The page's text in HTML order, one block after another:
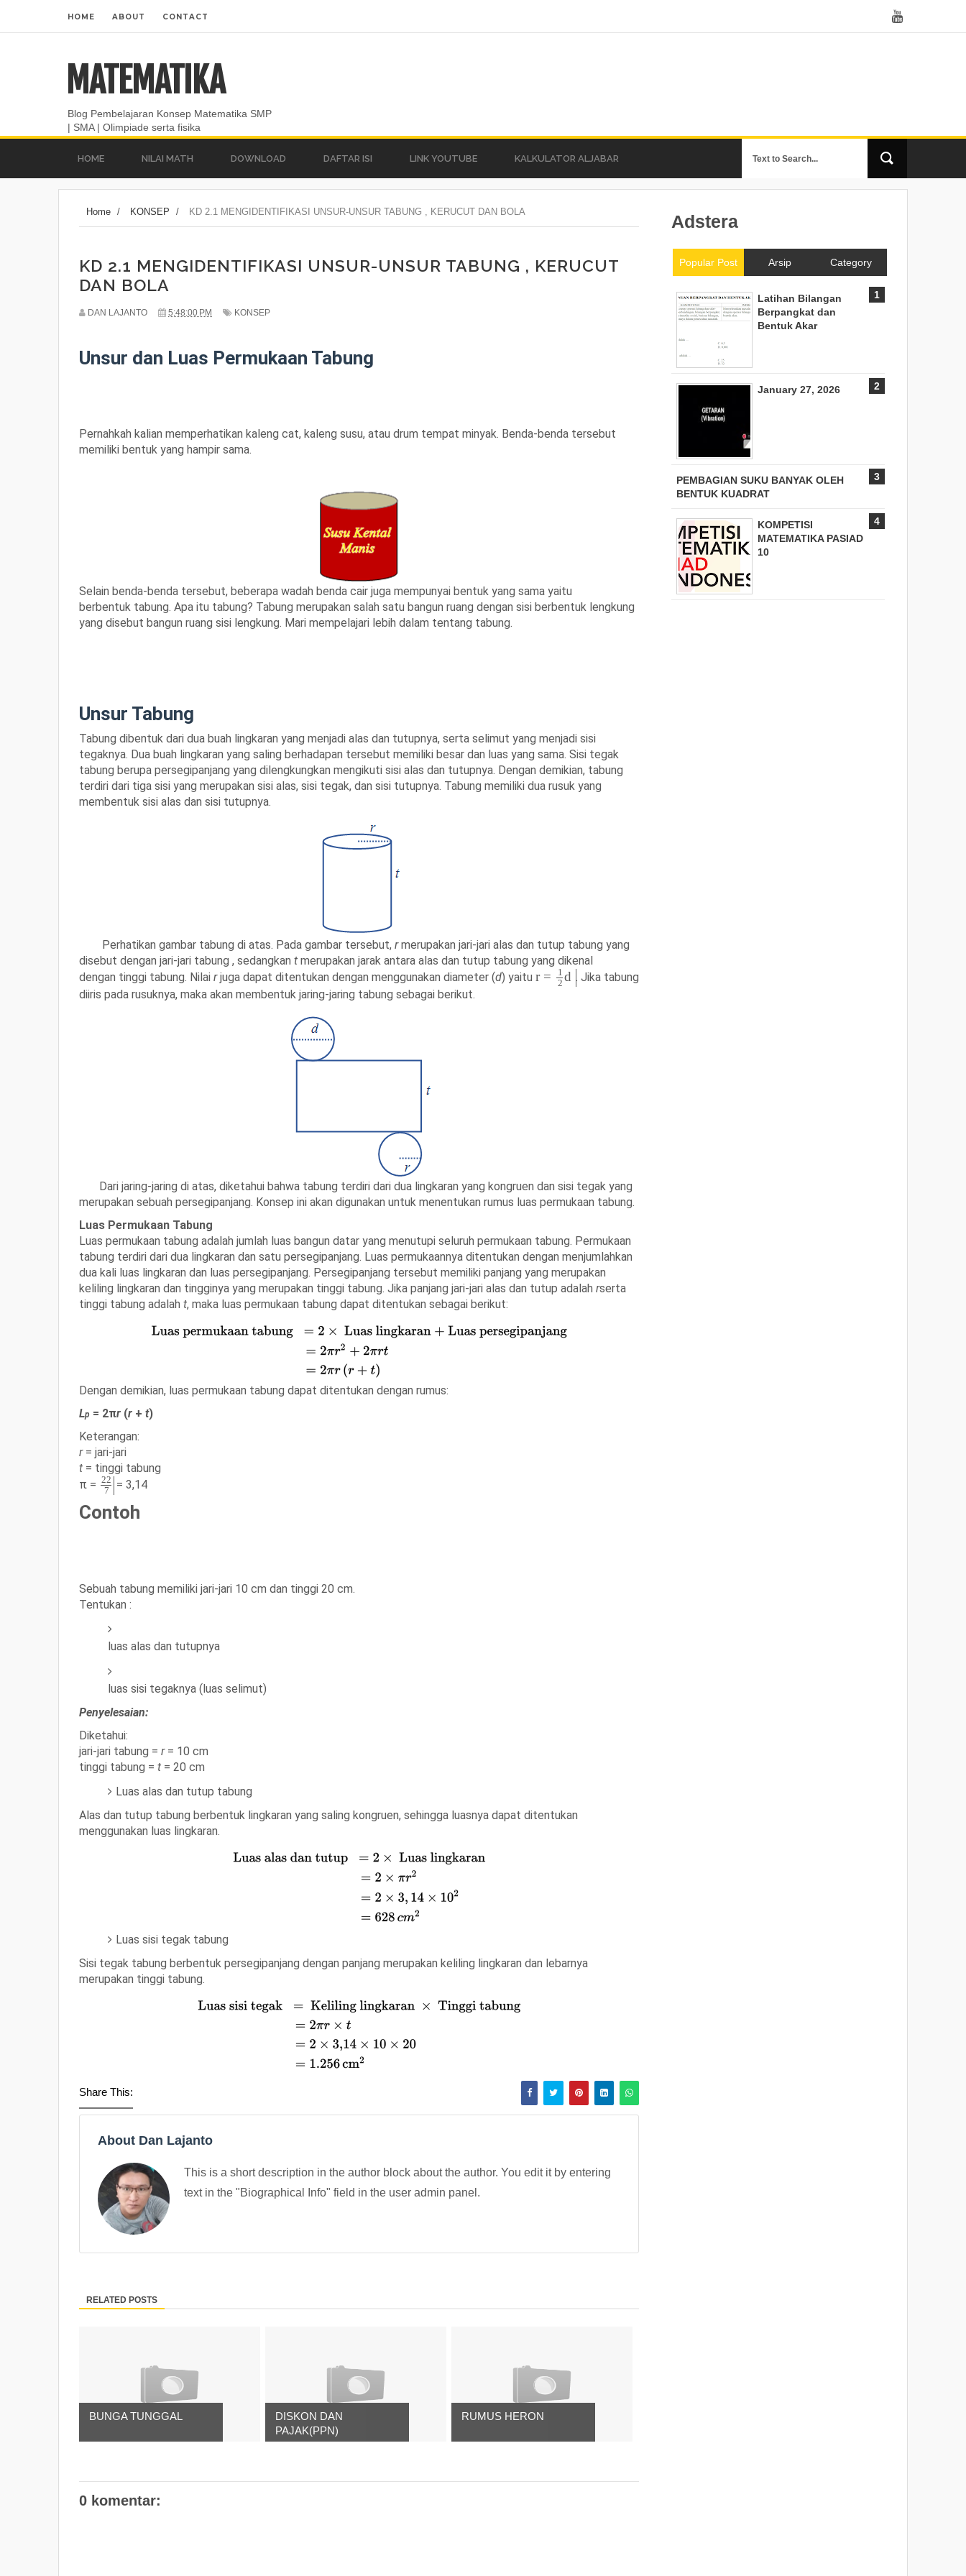
HOME ABOUT CONTACT
MATEMATIKA
Blog Pembelajaran Konsep Matematika SMP
| SMA | Olimpiade serta fisika
HOME NILAI MATH DOWNLOAD DAFTAR ISI LINK YOUTUBE KALKULATOR ALJABAR
Home / KONSEP / KD 2.1 MENGIDENTIFIKASI UNSUR-UNSUR TABUNG , KERUCUT DAN BOLA
KD 2.1 MENGIDENTIFIKASI UNSUR-UNSUR TABUNG , KERUCUT
DAN BOLA
DAN LAJANTO 5:48:00 PM KONSEP
Unsur dan Luas Permukaan Tabung
Pernahkah kalian memperhatikan kaleng cat, kaleng susu, atau drum tempat minyak. Benda-benda tersebut
memiliki bentuk yang hampir sama.
Selain benda-benda tersebut, beberapa wadah benda cair juga mempunyai bentuk yang sama yaitu
berbentuk tabung. Apa itu tabung? Tabung merupakan salah satu bangun ruang dengan sisi berbentuk lengkung
yang disebut bangun ruang sisi lengkung. Mari mempelajari lebih dalam tentang tabung.
Unsur Tabung
Tabung dibentuk dari dua buah lingkaran yang menjadi alas dan tutupnya, serta selimut yang menjadi sisi
tegaknya. Dua buah lingkaran yang saling berhadapan tersebut memiliki besar dan luas yang sama. Sisi tegak
tabung berupa persegipanjang yang dilengkungkan mengikuti sisi alas dan tutupnya. Dengan demikian, tabung
terdiri dari tiga sisi yang merupakan sisi alas, sisi tegak, dan sisi tutupnya. Tabung memiliki dua rusuk yang
membentuk sisi alas dan sisi tutupnya.
Perhatikan gambar tabung di atas. Pada gambar tersebut, rmerupakan jari-jari alas dan tutup tabung yang
disebut dengan jari-jari tabung , sedangkan t merupakan jarak antara alas dan tutup tabung yang dikenal
dengan tinggi tabung. Nilai rjuga dapat ditentukan dengan menggunakan diameter (d) yaitu r =
1
2 d . Jika tabung
diiris pada rusuknya, maka akan membentuk jaring-jaring tabung sebagai berikut.
Dari jaring-jaring di atas, diketahui bahwa tabung terdiri dari dua lingkaran yang kongruen dan sisi tegak yang
merupakan sebuah persegipanjang. Konsep ini akan digunakan untuk menentukan rumus luas permukaan tabung.
Luas Permukaan Tabung
Luas permukaan tabung adalah jumlah luas bangun datar yang menutupi seluruh permukaan tabung. Permukaan
tabung terdiri dari dua lingkaran dan satu persegipanjang. Luas permukaannya ditentukan dengan menjumlahkan
dua kali luas lingkaran dan luas persegipanjang. Persegipanjang tersebut memiliki panjang yang merupakan
keliling lingkaran dan tingginya yang merupakan tinggi tabung. Jika panjang jari-jari alas dan tutup adalah rserta
tinggi tabung adalah t, maka luas permukaan tabung dapat ditentukan sebagai berikut:
Dengan demikian, luas permukaan tabung dapat ditentukan dengan rumus:
Lp = 2πr (r + t)
Keterangan:
r= jari-jari
t = tinggi tabung
π = 22
7
= 3,14
Contoh
Sebuah tabung memiliki jari-jari 10 cm dan tinggi 20 cm.
Tentukan :
luas alas dan tutupnya
luas sisi tegaknya (luas selimut)
Penyelesaian:
Diketahui:
jari-jari tabung = r= 10 cm
tinggi tabung = t = 20 cm
Luas alas dan tutup tabung
Alas dan tutup tabung berbentuk lingkaran yang saling kongruen, sehingga luasnya dapat ditentukan
menggunakan luas lingkaran.
Luas sisi tegak tabung
Sisi tegak tabung berbentuk persegipanjang dengan panjang merupakan keliling lingkaran dan lebarnya
merupakan tinggi tabung.
Share This:
About Dan Lajanto
This is a short description in the author block about the author. You edit it by entering
text in the "Biographical Info" field in the user admin panel.
RELATED POSTS
BUNGA TUNGGAL
DISKON DAN
PAJAK(PPN)
RUMUS HERON
0 komentar:
Adstera
Popular Post Arsip Category
Latihan Bilangan
Berpangkat dan
Bentuk Akar
January 27, 2026
PEMBAGIAN SUKU BANYAK OLEH
BENTUK KUADRAT
KOMPETISI
MATEMATIKA PASIAD
10